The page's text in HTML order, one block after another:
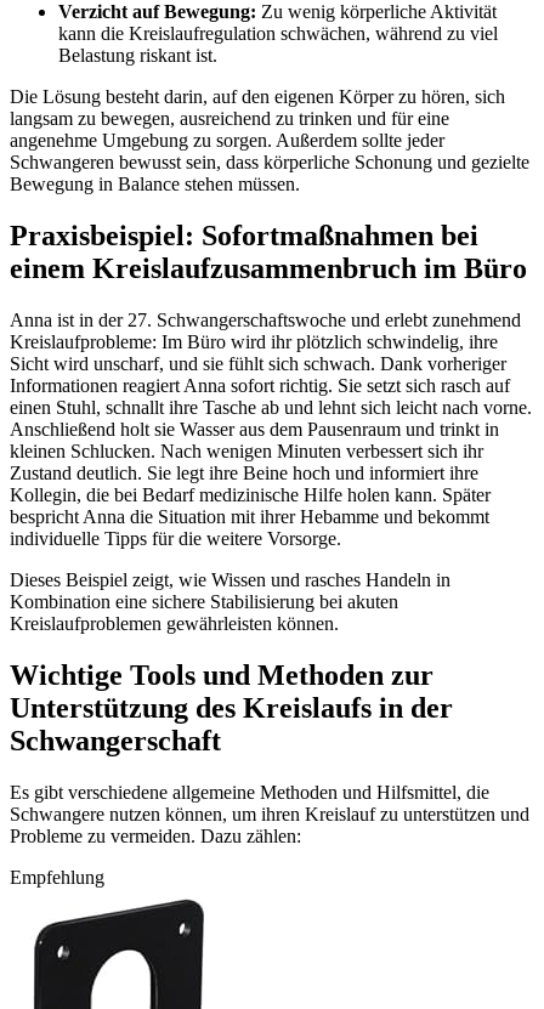
Verzicht auf Bewegung: Zu wenig körperliche Aktivität
kann die Kreislaufregulation schwächen, während zu viel
Belastung riskant ist.
Die Lösung besteht darin, auf den eigenen Körper zu hören, sich
langsam zu bewegen, ausreichend zu trinken und für eine
angenehme Umgebung zu sorgen. Außerdem sollte jeder
Schwangeren bewusst sein, dass körperliche Schonung und gezielte
Bewegung in Balance stehen müssen.
Praxisbeispiel: Sofortmaßnahmen bei
einem Kreislaufzusammenbruch im Büro
Anna ist in der 27. Schwangerschaftswoche und erlebt zunehmend
Kreislaufprobleme: Im Büro wird ihr plötzlich schwindelig, ihre
Sicht wird unscharf, und sie fühlt sich schwach. Dank vorheriger
Informationen reagiert Anna sofort richtig. Sie setzt sich rasch auf
einen Stuhl, schnallt ihre Tasche ab und lehnt sich leicht nach vorne.
Anschließend holt sie Wasser aus dem Pausenraum und trinkt in
kleinen Schlucken. Nach wenigen Minuten verbessert sich ihr
Zustand deutlich. Sie legt ihre Beine hoch und informiert ihre
Kollegin, die bei Bedarf medizinische Hilfe holen kann. Später
bespricht Anna die Situation mit ihrer Hebamme und bekommt
individuelle Tipps für die weitere Vorsorge.
Dieses Beispiel zeigt, wie Wissen und rasches Handeln in
Kombination eine sichere Stabilisierung bei akuten
Kreislaufproblemen gewährleisten können.
Wichtige Tools und Methoden zur
Unterstützung des Kreislaufs in der
Schwangerschaft
Es gibt verschiedene allgemeine Methoden und Hilfsmittel, die
Schwangere nutzen können, um ihren Kreislauf zu unterstützen und
Probleme zu vermeiden. Dazu zählen:
Empfehlung